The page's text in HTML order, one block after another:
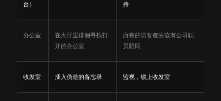
台）
持
办公室
在大厅里徘徊寻找打
开的办公室
所有的访客都应该有公司职
员陪同
收发室 插入伪造的备忘录 监视，锁上收发室